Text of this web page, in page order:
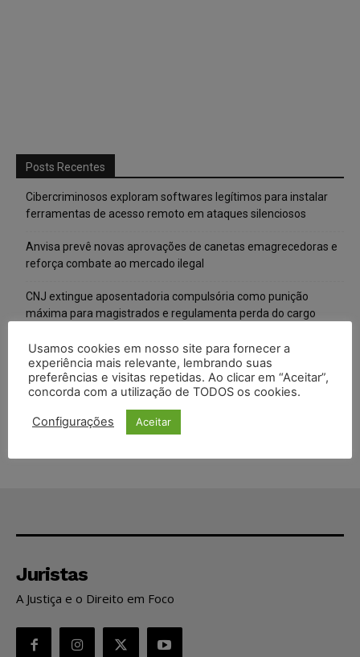
Posts Recentes
Cibercriminosos exploram softwares legítimos para instalar
ferramentas de acesso remoto em ataques silenciosos
Anvisa prevê novas aprovações de canetas emagrecedoras e
reforça combate ao mercado ilegal
CNJ extingue aposentadoria compulsória como punição
máxima para magistrados e regulamenta perda do cargo
Justiça de SP rejeita ação da família de Alexandre de Moraes
contra senador Alessandro Vieira
Conselho Nacional de Justiça determina afastamento da juíza
Gabriela Hardt por dois anos
Juristas
A Justiça e o Direito em Foco
Usamos cookies em nosso site para fornecer a
experiência mais relevante, lembrando suas
preferências e visitas repetidas. Ao clicar em “Aceitar”,
concorda com a utilização de TODOS os cookies.
Configurações Aceitar